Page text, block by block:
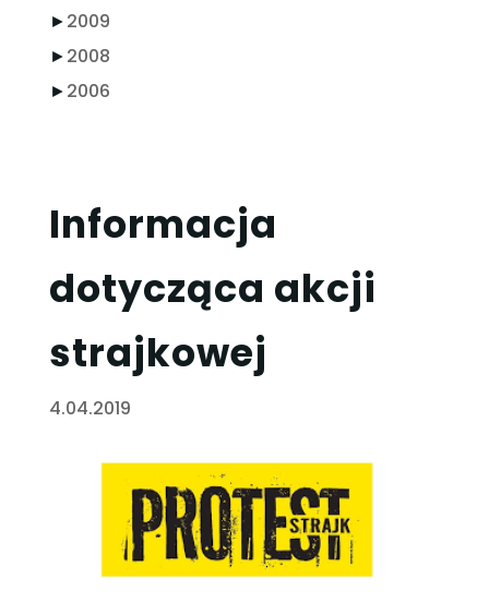
►2009
►2008
►2006
Informacja
dotycząca akcji
strajkowej
4.04.2019